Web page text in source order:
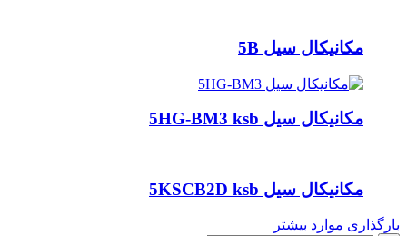
مکانیکال سیل 5B
مکانیکال سیل 5HG-BM3 ksb
مکانیکال سیل 5KSCB2D ksb
بارگذاری موارد بیشتر